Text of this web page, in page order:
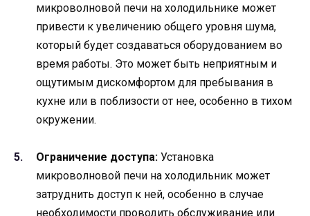
микроволновой печи на холодильнике может
привести к увеличению общего уровня шума,
который будет создаваться оборудованием во
время работы. Это может быть неприятным и
ощутимым дискомфортом для пребывания в
кухне или в поблизости от нее, особенно в тихом
окружении.
Ограничение доступа: Установка
микроволновой печи на холодильник может
затруднить доступ к ней, особенно в случае
необходимости проводить обслуживание или